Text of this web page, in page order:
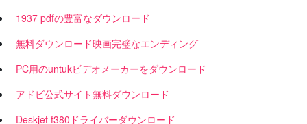
1937 pdfの豊富なダウンロード
無料ダウンロード映画完璧なエンディング
PC用のuntukビデオメーカーをダウンロード
アドビ公式サイト無料ダウンロード
Deskjet f380ドライバーダウンロード